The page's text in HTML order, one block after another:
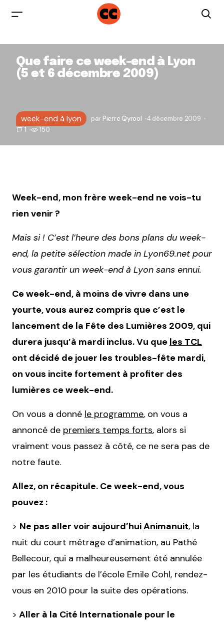
Que faire ce week-end à Lyon
(5 et 6 décembre 2009)
week-end à lyon par Pierre Qyrool
4 décembre 2009
1
150
Week-end, mon frère week-end ne vois-tu
rien venir ?
Mais si ! C’est l’heure des bons plans du week-
end, la petite sélection made in Lyon69.net pour
vous garantir un week-end à Lyon sans ennui.
Ce week-end, à moins de vivre dans une
yourte, vous aurez compris que c’est le
lancement de la Fête des Lumières 2009, qui
durera jusqu’à mardi inclus. Vu que les TCL
ont décidé de jouer les troubles-fête mardi,
on vous incite fortement à profiter des
lumières ce week-end.
On vous a donné le programme, on vous a
annoncé de premiers temps forts, alors si
vraiment vous passez à côté, ce ne sera pas de
notre faute.
Allez, on récapitule. Ce week-end, vous
pouvez :
> Ne pas aller voir aujourd’huiAnimanuit, la
nuit du court métrage d’animation, au Pathé
Bellecour, qui a malheureusement été annulée
par les étudiants de l’école Emile Cohl, rendez-
vous en 2010 pour la suite des opérations.
> Aller à la Cité Internationale pour le